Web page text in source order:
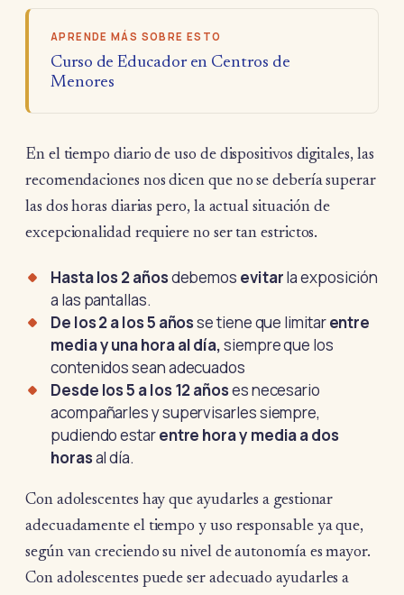
APRENDE MÁS SOBRE ESTO
Curso de Educador en Centros de
Menores
En el tiempo diario de uso de dispositivos digitales, las
recomendaciones nos dicen que no se debería superar
las dos horas diarias pero, la actual situación de
excepcionalidad requiere no ser tan estrictos.
Hasta los 2 añosdebemos evitarla exposición
a las pantallas.
De los 2 a los 5 añosse tiene que limitarentre
media y una hora al día,siempre que los
contenidos sean adecuados
Desde los 5 a los 12 añoses necesario
acompañarles y supervisarles siempre,
pudiendo estarentre hora y media a dos
horasal día.
Con adolescentes hay que ayudarles a gestionar
adecuadamente el tiempo y uso responsable ya que,
según van creciendo su nivel de autonomía es mayor.
Con adolescentes puede ser adecuado ayudarles a